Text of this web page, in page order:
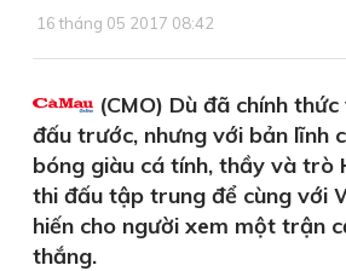
16 tháng 05 2017 08:42
(CMO) Dù đã chính
đấu trước, nhưng với bản lĩnh
bóng giàu cá tính, thầy và trò
thi đấu tập trung để cùng với
hiến cho người xem một trận
thắng.